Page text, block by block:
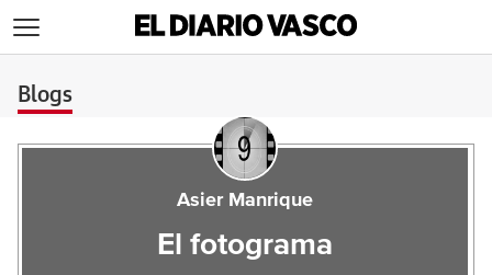
Blogs
Asier Manrique
El fotograma